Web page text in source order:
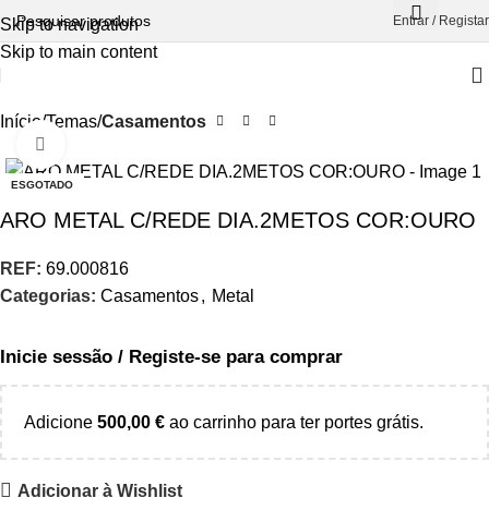
Skip to navigation
Skip to main content
Entrar / Registar
Início Temas Casamentos
ESGOTADO
ARO METAL C/REDE DIA.2METOS COR:OURO
REF: 69.000816
Categorias: Casamentos, Metal
Inicie sessão / Registe-se para comprar
Adicione 500,00 € ao carrinho para ter portes grátis.
Adicionar à Wishlist